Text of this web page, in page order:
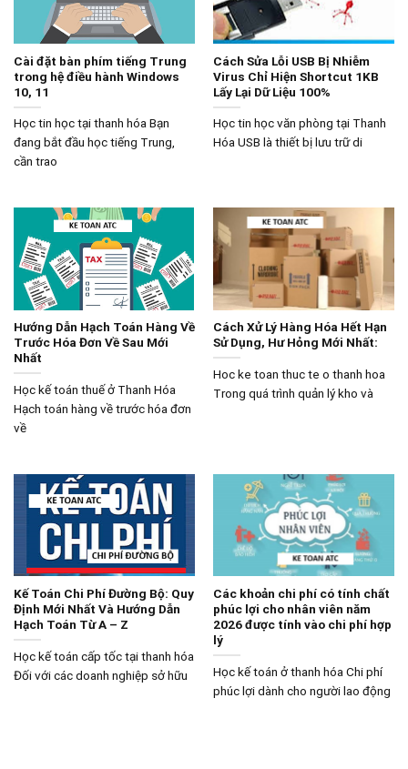
Cài đặt bàn phím tiếng Trung
trong hệ điều hành Windows
10, 11
Học tin học tại thanh hóa Bạn
đang bắt đầu học tiếng Trung,
cần trao
Cách Sửa Lỗi USB Bị Nhiễm
Virus Chỉ Hiện Shortcut 1KB
Lấy Lại Dữ Liệu 100%
Học tin học văn phòng tại Thanh
Hóa USB là thiết bị lưu trữ di
Hướng Dẫn Hạch Toán Hàng Về
Trước Hóa Đơn Về Sau Mới
Nhất
Học kế toán thuế ở Thanh Hóa
Hạch toán hàng về trước hóa đơn
về
Cách Xử Lý Hàng Hóa Hết Hạn
Sử Dụng, Hư Hỏng Mới Nhất:
Hoc ke toan thuc te o thanh hoa
Trong quá trình quản lý kho và
Kế Toán Chi Phí Đường Bộ: Quy
Định Mới Nhất Và Hướng Dẫn
Hạch Toán Từ A – Z
Học kế toán cấp tốc tại thanh hóa
Đối với các doanh nghiệp sở hữu
Các khoản chi phí có tính chất
phúc lợi cho nhân viên năm
2026 được tính vào chi phí hợp
lý
Học kế toán ở thanh hóa Chi phí
phúc lợi dành cho người lao động